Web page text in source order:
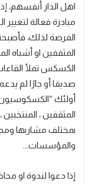
اهل الدار أنفسهم، إذ
مبادرة فعالة
الفرصة لذلك،
المثقفين او أشباه
الكسكس تملأ
صديقا أو جارًا لم
أولئك
المثقفين ،
بمختلف مشاربها
والمؤسسات….
إذا دعوا لندوة او